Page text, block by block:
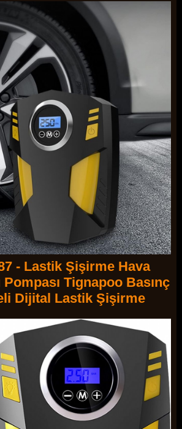
- Lastik Şişirme Hava
Tignapoo Basınç
Dijital Lastik Şişirme